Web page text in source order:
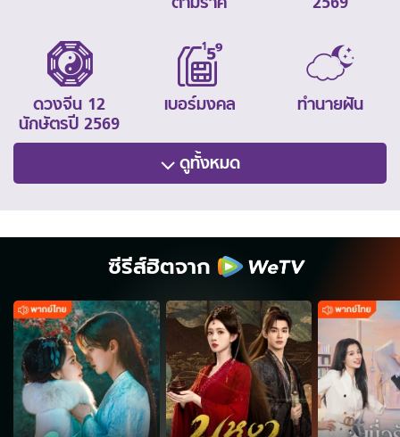
ดวงจีน 12
นักษัตรปี 2569
เบอร์มงคล ทำนายฝัน
ดูทั้งหมด
ซีรีส์ฮิตจาก